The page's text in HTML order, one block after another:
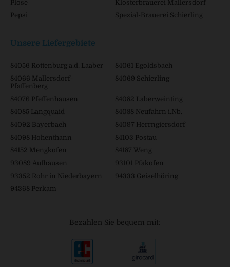
Plose
Klosterbrauerei Mallersdorf
Pepsi
Spezial-Brauerei Schierling
Unsere Liefergebiete
84056 Rottenburg a.d. Laaber
84061 Egoldsbach
84066 Mallersdorf-
Pfaffenberg
84069 Schierling
84076 Pfeffenhausen
84082 Laberweinting
84085 Langquaid
84088 Neufahrn i.Nb.
84092 Bayerbach
84097 Herrngiersdorf
84098 Hohenthann
84103 Postau
84152 Mengkofen
84187 Weng
93089 Aufhausen
93101 Pfakofen
93352 Rohr in Niederbayern
94333 Geiselhöring
94368 Perkam
Bezahlen Sie bequem mit: